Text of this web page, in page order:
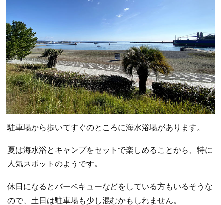
駐車場から歩いてすぐのところに海水浴場があります。
夏は海水浴とキャンプをセットで楽しめることから、特に
人気スポットのようです。
休日になるとバーベキューなどをしている方もいるそうな
ので、土日は駐車場も少し混むかもしれません。